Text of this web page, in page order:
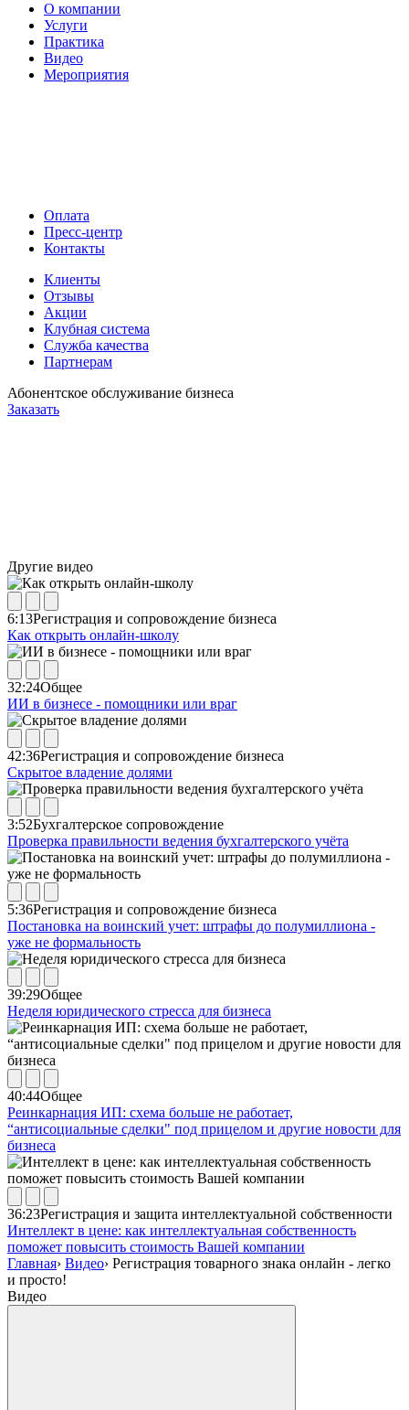
О компании
Услуги
Практика
Видео
Мероприятия
Оплата
Пресс-центр
Контакты
Клиенты
Отзывы
Акции
Клубная система
Служба качества
Партнерам
Абонентское обслуживание бизнеса
Заказать
Другие видео
6:13Регистрация и сопровождение бизнеса
Как открыть онлайн-школу
32:24Общее
ИИ в бизнесе - помощники или враг
42:36Регистрация и сопровождение бизнеса
Скрытое владение долями
3:52Бухгалтерское сопровождение
Проверка правильности ведения бухгалтерского учёта
5:36Регистрация и сопровождение бизнеса
Постановка на воинский учет: штрафы до полумиллиона -
уже не формальность
39:29Общее
Неделя юридического стресса для бизнеса
40:44Общее
Реинкарнация ИП: схема больше не работает,
“антисоциальные сделки" под прицелом и другие новости для
бизнеса
36:23Регистрация и защита интеллектуальной собственности
Интеллект в цене: как интеллектуальная собственность
поможет повысить стоимость Вашей компании
Главная› Видео› Регистрация товарного знака онлайн - легко
и просто!
Видео